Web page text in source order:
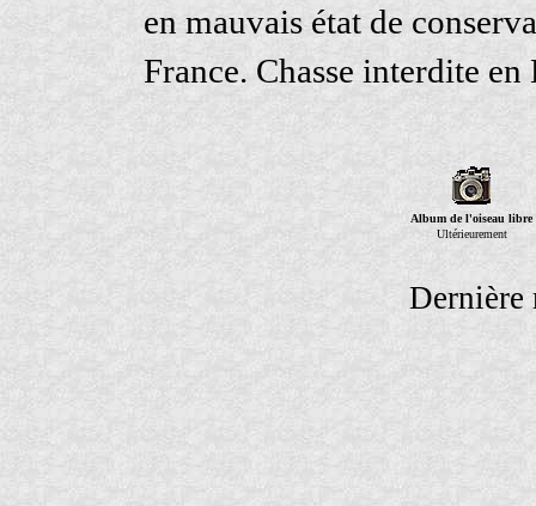
en mauvais état de
France. Chasse interdite
Album de l'oiseau libre
Ultérieurement